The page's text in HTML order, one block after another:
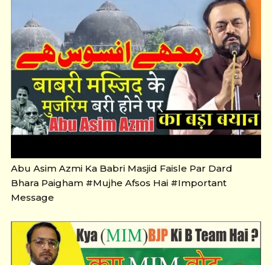
Abu Asim Azmi Ka Babri Masjid Faisle Par Dard
Bhara Paigham #Mujhe Afsos Hai #Important
Message